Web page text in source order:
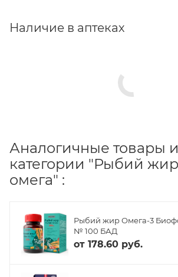
Наличие в аптеках
Аналогичные товары
категории "Рыбий
омега" :
Рыбий жир Омега-3
№ 100 БАД
от 178.60 руб.